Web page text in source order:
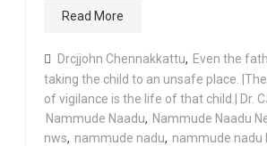
Read More
Drcjjohn Chennakkattu, Even the
taking the child to an unsafe place.
of vigilance is the life of that child.| Dr.
Nammude Naadu, Nammude Naadu
nws, nammude nadu, nammude nadu